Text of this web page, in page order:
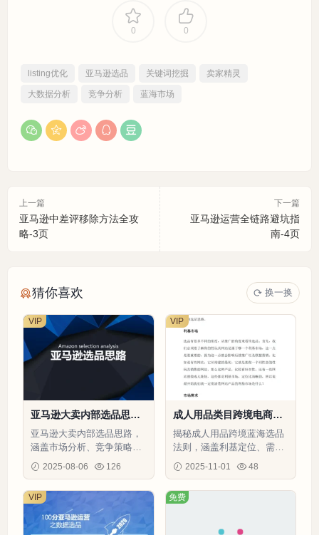
0 0
listing优化 亚马逊选品 关键词挖掘 卖家精灵
大数据分析 竞争分析 蓝海市场
上一篇
亚马逊中差评移除方法全攻
略-3页
下一篇
亚马逊运营全链路避坑指
南-4页
猜你喜欢 换一换
亚马逊大卖内部选品思路
与市场分析-66页
亚马逊大卖内部选品思路，
涵盖市场分析、竞争策略和
利润优化，助你快速找到高
潜力类目。
2025-08-06 126
VIP
成人用品类目跨境电商选
品思路指南-3页
揭秘成人用品跨境蓝海选品
法则，涵盖利基定位、需求
验证、利润模型及零库存启
动方案
2025-11-01 48
VIP
VIP 免费